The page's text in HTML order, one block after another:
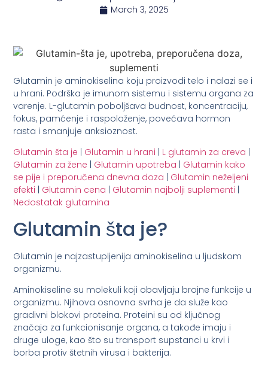
March 3, 2025
Glutamin je aminokiselina koju proizvodi telo i nalazi se i
u hrani. Podrška je imunom sistemu i sistemu organa za
varenje. L-glutamin poboljšava budnost, koncentraciju,
fokus, pamćenje i raspoloženje, povećava hormon
rasta i smanjuje anksioznost.
Glutamin šta je
Glutamin u hrani L glutamin za creva
Glutamin za žene
Glutamin upotreba
Glutamin kako
se pije i preporučena dnevna doza
Glutamin neželjeni
efekti
Glutamin cena Glutamin najbolji suplementi
Nedostatak glutamina
Glutamin šta je?
Glutamin je najzastupljenija aminokiselina u ljudskom
organizmu.
Aminokiseline su molekuli koji obavljaju brojne funkcije u
organizmu. Njihova osnovna svrha je da služe kao
gradivni blokovi proteina. Proteini su od ključnog
značaja za funkcionisanje organa, a takođe imaju i
druge uloge, kao što su transport supstanci u krvi i
borba protiv štetnih virusa i bakterija.